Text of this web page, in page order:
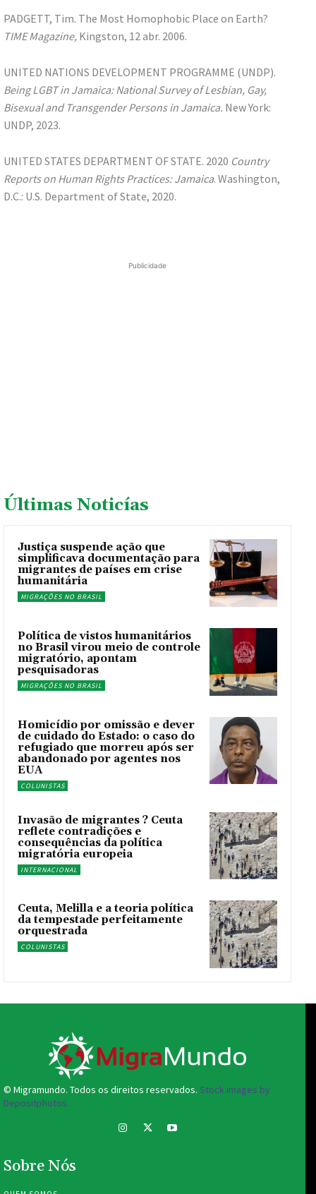
PADGETT, Tim. The Most Homophobic Place on Earth?
TIME Magazine, Kingston, 12 abr. 2006.
UNITED NATIONS DEVELOPMENT PROGRAMME (UNDP).
Being LGBT in Jamaica: National Survey of Lesbian, Gay,
Bisexual and Transgender Persons in Jamaica. New York:
UNDP, 2023.
UNITED STATES DEPARTMENT OF STATE. 2020 Country
Reports on Human Rights Practices: Jamaica. Washington,
D.C.: U.S. Department of State, 2020.
Publicidade
Últimas Noticías
Justiça suspende ação que
simplificava documentação para
migrantes de países em crise
humanitária
MIGRAÇÕES NO BRASIL
Política de vistos humanitários
no Brasil virou meio de controle
migratório, apontam
pesquisadoras
MIGRAÇÕES NO BRASIL
Homicídio por omissão e dever
de cuidado do Estado: o caso do
refugiado que morreu após ser
abandonado por agentes nos
EUA
COLUNISTAS
Invasão de migrantes ? Ceuta
reflete contradições e
consequências da política
migratória europeia
INTERNACIONAL
Ceuta, Melilla e a teoria política
da tempestade perfeitamente
orquestrada
COLUNISTAS
© Migramundo. Todos os direitos reservados. Stock images by
Depositphotos.
Sobre Nós